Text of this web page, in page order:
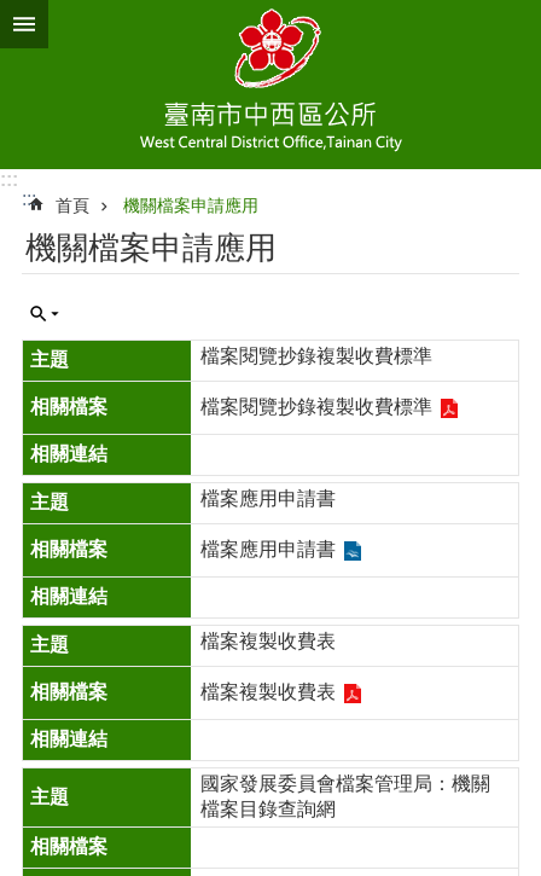
跳到主要內容區塊
:::
:::
首頁 機關檔案申請應用
機關檔案申請應用
檔案閱覽抄錄複製收費標準
檔案閱覽抄錄複製收費標準
檔案應用申請書
檔案應用申請書
檔案複製收費表
檔案複製收費表
國家發展委員會檔案管理局：機關
檔案目錄查詢網